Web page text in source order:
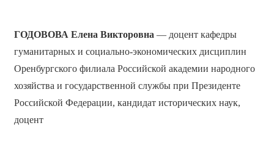
ГОДОВОВА Елена Викторовна — доцент кафедры
гуманитарных и социально-экономических дисциплин
Оренбургского филиала Российской академии народного
хозяйства и государственной службы при Президенте
Российской Федерации, кандидат исторических наук,
доцент